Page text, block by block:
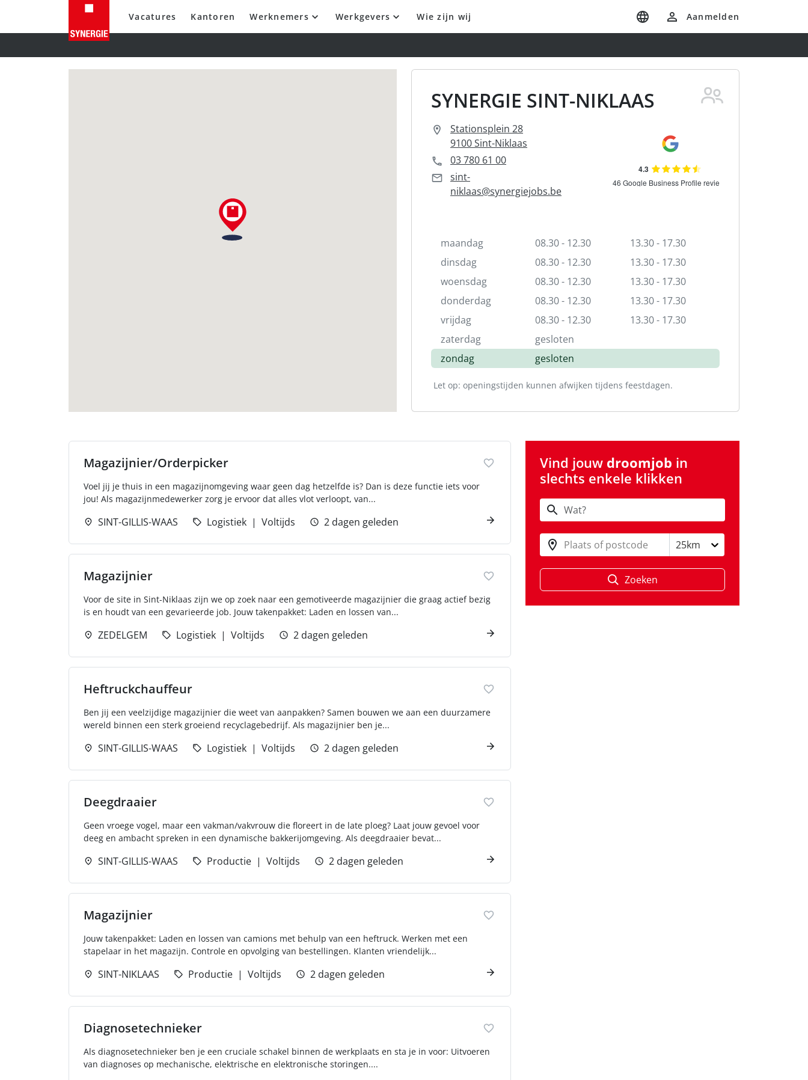
Vacatures Kantoren Werknemers Werkgevers Wie zijn wij Aanmelden
SYNERGIE SINT-NIKLAAS
Stationsplein 28
9100 Sint-Niklaas
03 780 61 00
sint-
niklaas@synergiejobs.be
maandag 08.30 - 12.30
13.30 - 17.30
dinsdag
08.30 - 12.30
13.30 - 17.30
woensdag
08.30 - 12.30
13.30 - 17.30
donderdag
08.30 - 12.30
13.30 - 17.30
vrijdag
08.30 - 12.30
13.30 - 17.30
zaterdag
gesloten
zondag
gesloten
Let op: openingstijden kunnen afwijken tijdens feestdagen.
Magazijnier/Orderpicker
Voel jij je thuis in een magazijnomgeving waar geen dag hetzelfde is? Dan is deze functie iets voor
jou! Als magazijnmedewerker zorg je ervoor dat alles vlot verloopt, van...
SINT-GILLIS-WAAS Logistiek Voltijds 2 dagen geleden
Magazijnier
Voor de site in Sint-Niklaas zijn we op zoek naar een gemotiveerde magazijnier die graag actief bezig
is en houdt van een gevarieerde job. Jouw takenpakket: Laden en lossen van...
ZEDELGEM Logistiek Voltijds 2 dagen geleden
Heftruckchauffeur
Ben jij een veelzijdige magazijnier die weet van aanpakken? Samen bouwen we aan een duurzamere
wereld binnen een sterk groeiend recyclagebedrijf. Als magazijnier ben je...
SINT-GILLIS-WAAS Logistiek Voltijds 2 dagen geleden
Deegdraaier
Geen vroege vogel, maar een vakman/vakvrouw die floreert in de late ploeg? Laat jouw gevoel voor
deeg en ambacht spreken in een dynamische bakkerijomgeving. Als deegdraaier bevat...
SINT-GILLIS-WAAS Productie Voltijds 2 dagen geleden
Magazijnier
Jouw takenpakket: Laden en lossen van camions met behulp van een heftruck. Werken met een
stapelaar in het magazijn. Controle en opvolging van bestellingen. Klanten vriendelijk...
SINT-NIKLAAS Productie Voltijds 2 dagen geleden
Diagnosetechnieker
Als diagnosetechnieker ben je een cruciale schakel binnen de werkplaats en sta je in voor: Uitvoeren
van diagnoses op mechanische, elektrische en elektronische storingen....
Vind jouw droomjob in
slechts enkele klikken
Plaats of postcode 25km
Zoeken